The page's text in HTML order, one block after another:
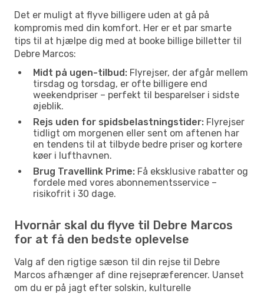
Det er muligt at flyve billigere uden at gå på
kompromis med din komfort. Her er et par smarte
tips til at hjælpe dig med at booke billige billetter til
Debre Marcos:
Midt på ugen-tilbud: Flyrejser, der afgår mellem
tirsdag og torsdag, er ofte billigere end
weekendpriser – perfekt til besparelser i sidste
øjeblik.
Rejs uden for spidsbelastningstider: Flyrejser
tidligt om morgenen eller sent om aftenen har
en tendens til at tilbyde bedre priser og kortere
køer i lufthavnen.
Brug Travellink Prime: Få eksklusive rabatter og
fordele med vores abonnementsservice –
risikofrit i 30 dage.
Hvornår skal du flyve til Debre Marcos
for at få den bedste oplevelse
Valg af den rigtige sæson til din rejse til Debre
Marcos afhænger af dine rejsepræferencer. Uanset
om du er på jagt efter solskin, kulturelle